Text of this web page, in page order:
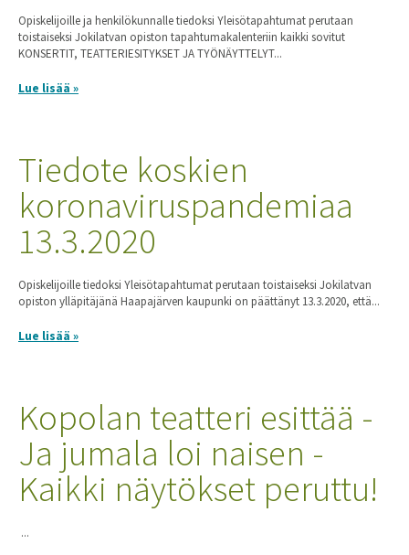
Opiskelijoille ja henkilökunnalle tiedoksi Yleisötapahtumat perutaan
toistaiseksi Jokilatvan opiston tapahtumakalenteriin kaikki sovitut
KONSERTIT, TEATTERIESITYKSET JA TYÖNÄYTTELYT...
Lue lisää »
Tiedote koskien
koronaviruspandemiaa
13.3.2020
Opiskelijoille tiedoksi Yleisötapahtumat perutaan toistaiseksi Jokilatvan
opiston ylläpitäjänä Haapajärven kaupunki on päättänyt 13.3.2020, että...
Lue lisää »
Kopolan teatteri esittää -
Ja jumala loi naisen -
Kaikki näytökset peruttu!
...